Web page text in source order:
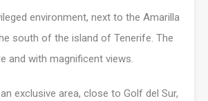
environment, next to the Amarilla
south of the island of Tenerife. The
and with magnificent views.
exclusive area, close to Golf del Sur,